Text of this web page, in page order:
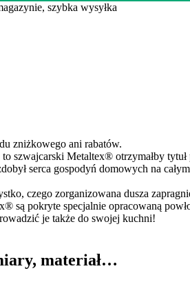
szybka wysyłka
zniżkowego ani rabatów.
szwajcarski Metaltex® otrzymałby
serca gospodyń domowych na
czego zorganizowana dusza
są pokryte specjalnie opracowaną
je także do swojej kuchni!
materiał…